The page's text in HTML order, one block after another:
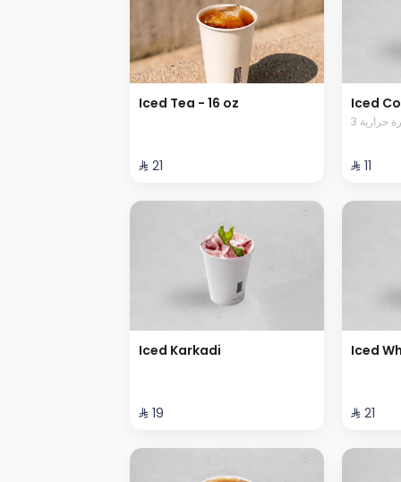
Iced Tea - 16 oz
⁨⁦‪‬ 21⁩
Iced
حرارية
⁨⁦‪‬ 11⁩
Iced Karkadi
⁨⁦‪‬ 19⁩
Iced
⁨⁦‪‬ 21⁩